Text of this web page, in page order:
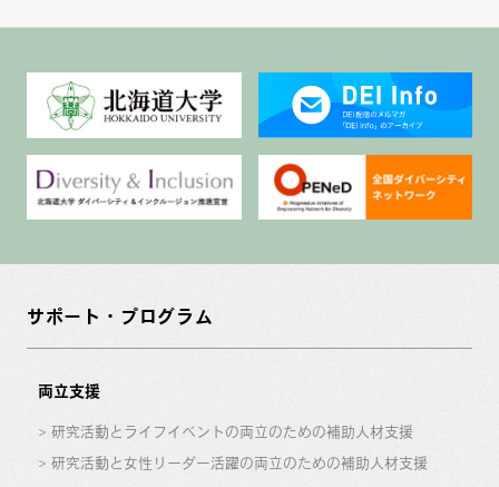
サポート・プログラム
両立支援
研究活動とライフイベントの両立のための補助人材支援
研究活動と女性リーダー活躍の両立のための補助人材支援